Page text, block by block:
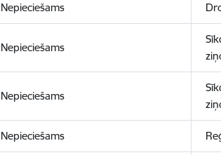
Nepieciešams
Nepieciešams
Nepieciešams
Nepieciešams